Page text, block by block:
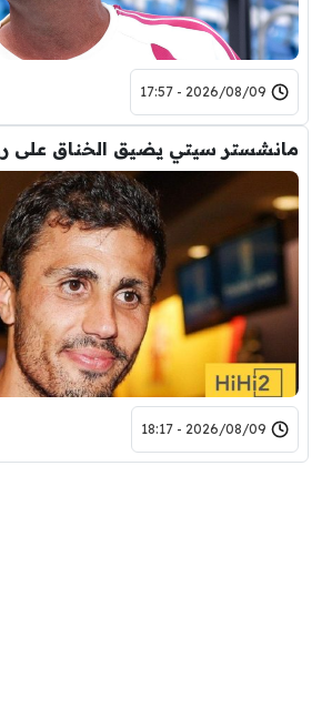
2026/08/09 - 17:57
مانشستر سيتي يضيق الخناق على
2026/08/09 - 18:17